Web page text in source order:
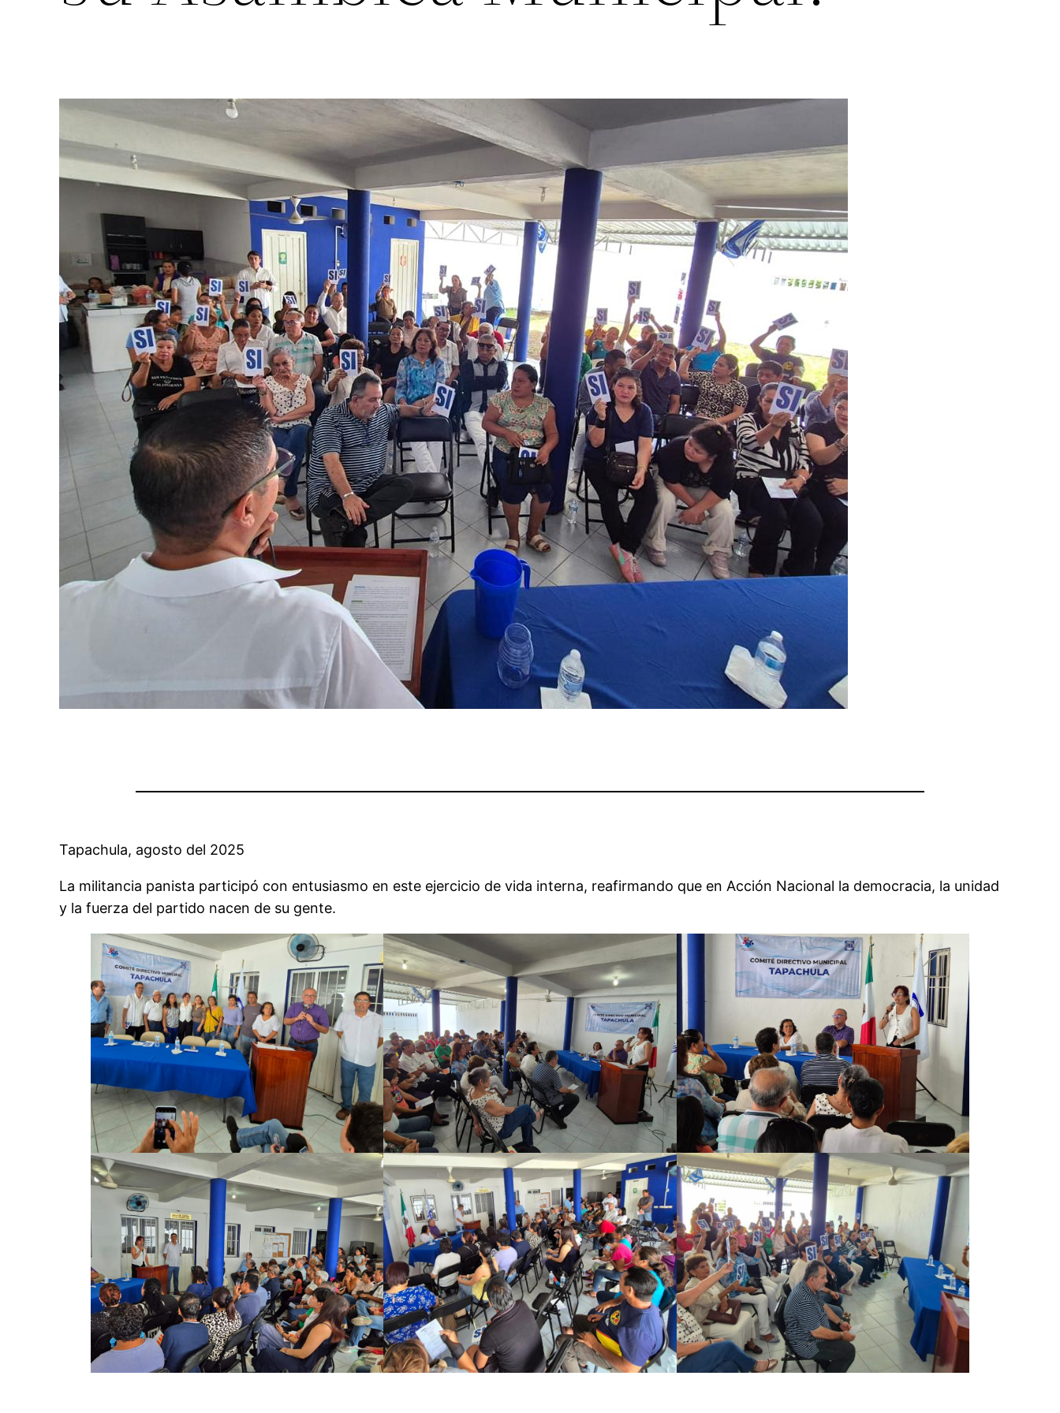
Tapachula, agosto del 2025
La militancia panista participó con entusiasmo en este ejercicio de vida interna, reafirmando que en Acción Nacional la democracia, la unidad
y la fuerza del partido nacen de su gente.